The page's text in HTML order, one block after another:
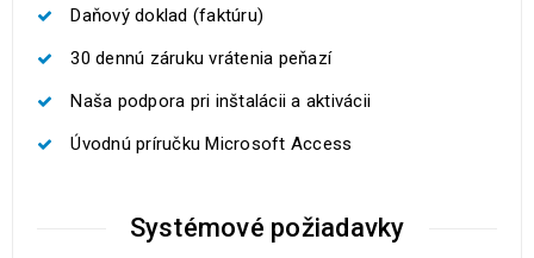
Daňový doklad (faktúru)
30 dennú záruku vrátenia peňazí
Naša podpora pri inštalácii a aktivácii
Úvodnú príručku Microsoft Access
Systémové požiadavky